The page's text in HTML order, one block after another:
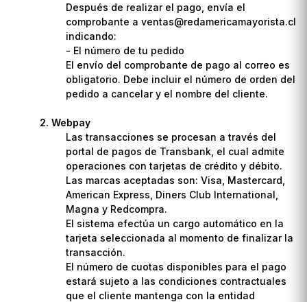
Después de realizar el pago, envía el
comprobante a ventas@redamericamayorista.cl
indicando:
- El número de tu pedido
El envío del comprobante de pago al correo es
obligatorio. Debe incluir el número de orden del
pedido a cancelar y el nombre del cliente.
Webpay
Las transacciones se procesan a través del
portal de pagos de Transbank, el cual admite
operaciones con tarjetas de crédito y débito.
Las marcas aceptadas son: Visa, Mastercard,
American Express, Diners Club International,
Magna y Redcompra.
El sistema efectúa un cargo automático en la
tarjeta seleccionada al momento de finalizar la
transacción.
El número de cuotas disponibles para el pago
estará sujeto a las condiciones contractuales
que el cliente mantenga con la entidad